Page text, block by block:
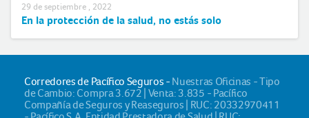
29 de septiembre , 2022
En la protección de la salud, no estás solo
Corredores de Pacífico Seguros - Nuestras Oficinas - Tipo
de Cambio: Compra 3.672 | Venta: 3.835 - Pacífico
Compañía de Seguros y Reaseguros | RUC: 20332970411